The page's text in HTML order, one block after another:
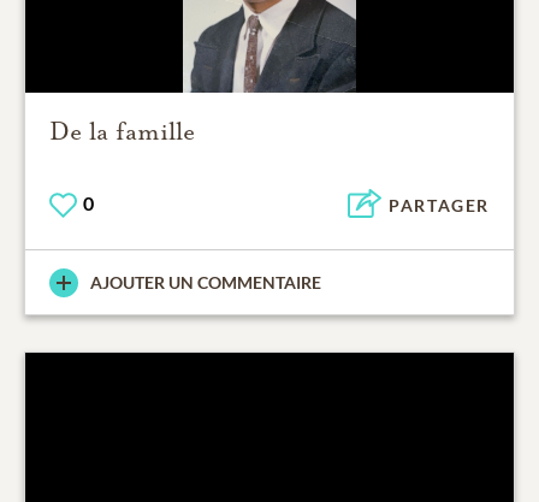
De la famille
0 PARTAGER
AJOUTER UN COMMENTAIRE